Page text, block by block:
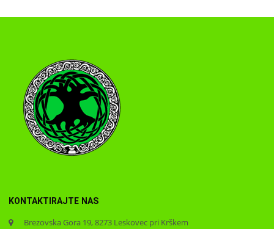
KONTAKTIRAJTE NAS
Brezovska Gora 19, 8273 Leskovec pri Krškem